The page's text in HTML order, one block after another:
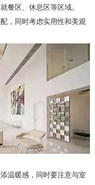
区、休息区等区域。
，同时考虑实用性和美观
温暖感，同时要注意与室